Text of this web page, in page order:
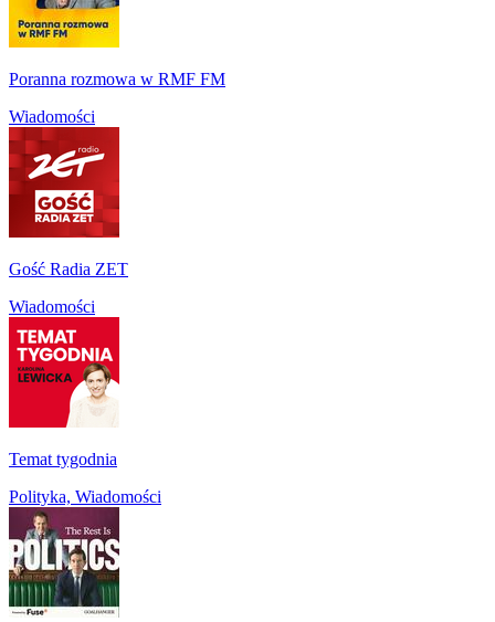
Poranna rozmowa w RMF FM
Wiadomości
Gość Radia ZET
Wiadomości
Temat tygodnia
Polityka, Wiadomości